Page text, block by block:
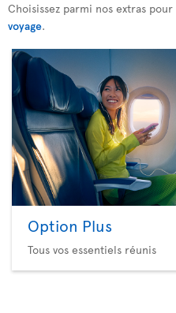
Choisissez parmi nos extras pour
voyage.
Option Plus
Tous vos essentiels réunis